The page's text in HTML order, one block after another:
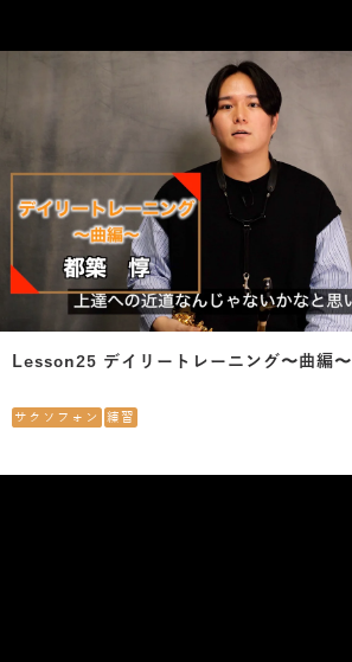
Lesson25 デイリートレーニング〜曲編〜
サクソフォン 練習